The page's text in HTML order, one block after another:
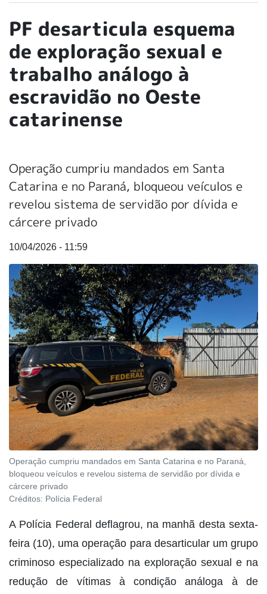
PF desarticula esquema
de exploração sexual e
trabalho análogo à
escravidão no Oeste
catarinense
Operação cumpriu mandados em Santa
Catarina e no Paraná, bloqueou veículos e
revelou sistema de servidão por dívida e
cárcere privado
10/04/2026 - 11:59
Operação cumpriu mandados em Santa Catarina e no Paraná,
bloqueou veículos e revelou sistema de servidão por dívida e
cárcere privado
Créditos: Polícia Federal
A Polícia Federal deflagrou, na manhã desta sexta-
feira (10), uma operação para desarticular um grupo
criminoso especializado na exploração sexual e na
redução de vítimas à condição análoga à de